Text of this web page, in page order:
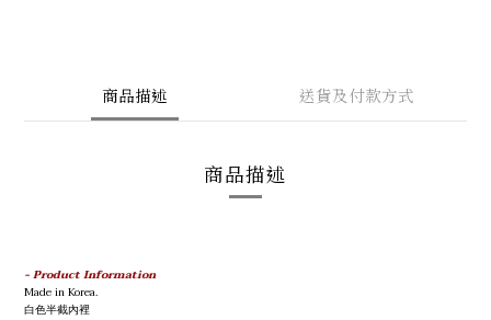
商品描述 送貨及付款方式
商品描述
- Product Information
Made in Korea.
白色半截內裡